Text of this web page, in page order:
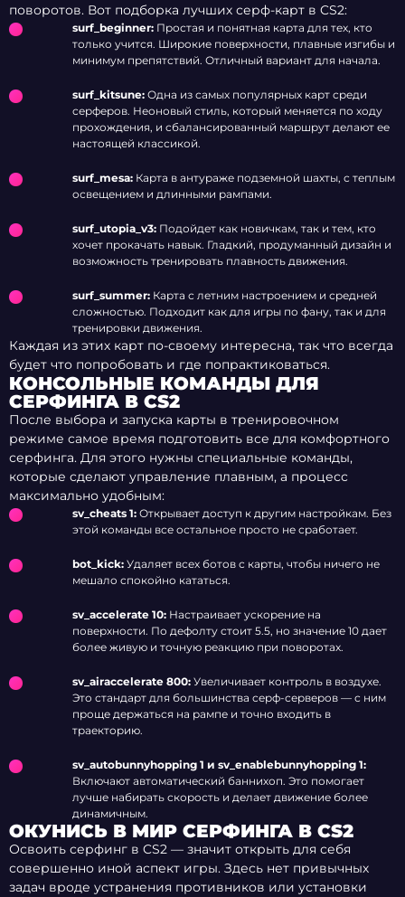
поворотов. Вот подборка лучших серф-карт в CS2:
surf_beginner: Простая и понятная карта для тех, кто
только учится. Широкие поверхности, плавные изгибы и
минимум препятствий. Отличный вариант для начала.
surf_kitsune: Одна из самых популярных карт среди
серферов. Неоновый стиль, который меняется по ходу
прохождения, и сбалансированный маршрут делают ее
настоящей классикой.
surf_mesa: Карта в антураже подземной шахты, с теплым
освещением и длинными рампами.
surf_utopia_v3: Подойдет как новичкам, так и тем, кто
хочет прокачать навык. Гладкий, продуманный дизайн и
возможность тренировать плавность движения.
surf_summer: Карта с летним настроением и средней
сложностью. Подходит как для игры по фану, так и для
тренировки движения.
Каждая из этих карт по-своему интересна, так что всегда
будет что попробовать и где попрактиковаться.
КОНСОЛЬНЫЕ КОМАНДЫ ДЛЯ
СЕРФИНГА В CS2
После выбора и запуска карты в тренировочном
режиме самое время подготовить все для комфортного
серфинга. Для этого нужны специальные команды,
которые сделают управление плавным, а процесс
максимально удобным:
sv_cheats 1: Открывает доступ к другим настройкам. Без
этой команды все остальное просто не сработает.
bot_kick: Удаляет всех ботов с карты, чтобы ничего не
мешало спокойно кататься.
sv_accelerate 10: Настраивает ускорение на
поверхности. По дефолту стоит 5.5, но значение 10 дает
более живую и точную реакцию при поворотах.
sv_airaccelerate 800: Увеличивает контроль в воздухе.
Это стандарт для большинства серф-серверов — с ним
проще держаться на рампе и точно входить в
траекторию.
sv_autobunnyhopping 1 и sv_enablebunnyhopping 1:
Включают автоматический баннихоп. Это помогает
лучше набирать скорость и делает движение более
динамичным.
ОКУНИСЬ В МИР СЕРФИНГА В CS2
Освоить серфинг в CS2 — значит открыть для себя
совершенно иной аспект игры. Здесь нет привычных
задач вроде устранения противников или установки